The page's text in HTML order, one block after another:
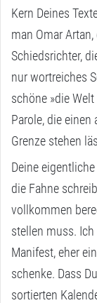
Kern Deines
man Omar
Schiedsrichter,
nur wortreiches
schöne »die
Parole, die
Grenze stehen
Deine
die Fahne
vollkommen
stellen muss. Ich
Manifest, eher
schenke. Dass
sortierten